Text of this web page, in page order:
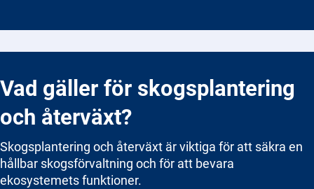
Vad gäller för skogsplantering
och återväxt?
Skogsplantering och återväxt är viktiga för att säkra en
hållbar skogsförvaltning och för att bevara
ekosystemets funktioner.